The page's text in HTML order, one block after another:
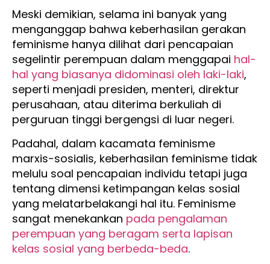
Meski demikian, selama ini banyak yang
menganggap bahwa keberhasilan gerakan
feminisme hanya dilihat dari pencapaian
segelintir perempuan dalam menggapai hal-
hal yang biasanya didominasi oleh laki-laki,
seperti menjadi presiden, menteri, direktur
perusahaan, atau diterima berkuliah di
perguruan tinggi bergengsi di luar negeri.
Padahal, dalam kacamata feminisme
marxis-sosialis, keberhasilan feminisme tidak
melulu soal pencapaian individu tetapi juga
tentang dimensi ketimpangan kelas sosial
yang melatarbelakangi hal itu. Feminisme
sangat menekankan pada pengalaman
perempuan yang beragam serta lapisan
kelas sosial yang berbeda-beda.